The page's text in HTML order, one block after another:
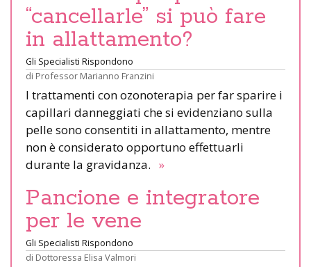
“cancellarle” si può fare
in allattamento?
Gli Specialisti Rispondono
di Professor Marianno Franzini
I trattamenti con ozonoterapia per far sparire i
capillari danneggiati che si evidenziano sulla
pelle sono consentiti in allattamento, mentre
non è considerato opportuno effettuarli
durante la gravidanza. »
Pancione e integratore
per le vene
Gli Specialisti Rispondono
di Dottoressa Elisa Valmori